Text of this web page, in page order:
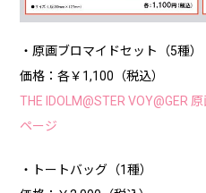
・原画ブロマイドセット（5種）
価格：各￥1,100（税込）
THE IDOLM@STER VOY@GER
ページ
・トートバッグ（1種）